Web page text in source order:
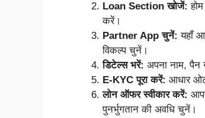
Loan Section खोजें:
करें।
Partner App चुनें: यहाँ
विकल्प चुनें।
डिटेल्स भरें: अपना नाम, पैन
E-KYC पूरा करें: आधार
लोन ऑफर स्वीकार करें:
पुनर्भुगतान की अवधि चुनें।